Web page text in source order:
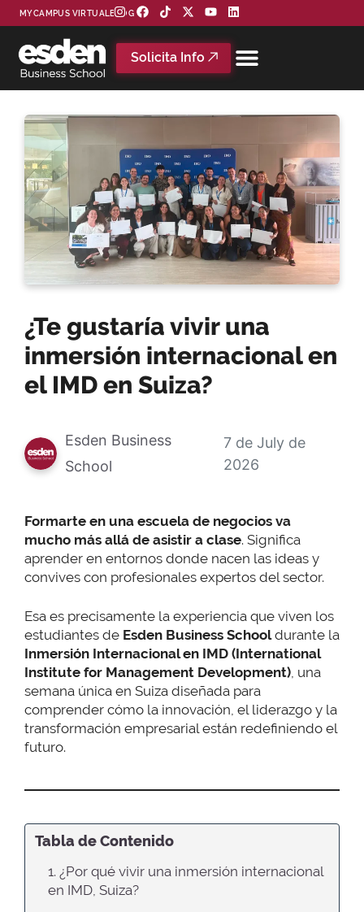
MYCAMPUS VIRTUAL BLOG
Solicita Info
¿Te gustaría vivir una
inmersión internacional en
el IMD en Suiza?
Esden Business
School
7 de July de
2026
Formarte en una escuela de negocios va
mucho más allá de asistir a clase. Significa
aprender en entornos donde nacen las ideas y
convives con profesionales expertos del sector.
Esa es precisamente la experiencia que viven los
estudiantes de Esden Business Schooldurante la
Inmersión Internacional en IMD (International
Institute for Management Development), una
semana única en Suiza diseñada para
comprender cómo la innovación, el liderazgo y la
transformación empresarial están redefiniendo el
futuro.
Tabla de Contenido
1. ¿Por qué vivir una inmersión internacional
en IMD, Suiza?